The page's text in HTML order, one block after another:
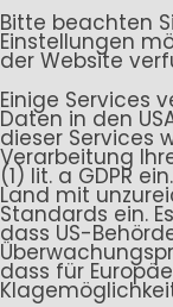
Bitte beachten
Einstellungen
der Website
Einige Services
Daten in den
dieser Services
Verarbeitung
(1) lit. a GDPR
Land mit
Standards ein.
dass US-
dass für